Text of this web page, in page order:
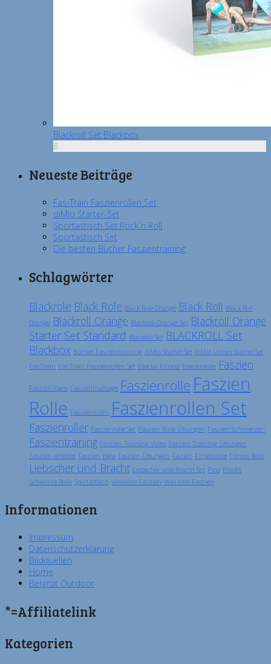
Blackroll Set Blackbox
8
Neueste Beiträge
Fas-Train Faszienrollen Set
diMio Starter-Set
Sportastisch Set Rock´n Roll
Sportastisch Set
Die besten Bücher Faszientraining
Schlagwörter
Blackrole Black Role Black Role Orange Black Roll Black Roll
Orange Blackroll Orange Blackroll Orange Set Blackroll Orange
Starter Set Standard Blackroll Set BLACKROLL Set
Blackbox Bücher Faszientraining diMio Starter-Set diMio Unisex Starter-Set
Fas-Train Fas-Train Faszienrollen Set Fascial Fitness Fascienrolle Faszien
Faszien lösen Faszienmassage Faszienrolle Faszien
Rolle Faszienrollen Faszienrollen Set
Faszienroller Faszienrolle Set Faszien Rolle Übungen Faszien Schmerzen
Faszientraining Faszien Training Video Faszien Training Übungen
Faszien verklebt Faszien Yoga Faszien Übungen Fazien Fitnessrolle Fitness Rolle
Liebscher und Bracht Liebscher und Bracht Set Pino Pinofit
Schwarze Rolle Sportastisch Verklebte Faszien Was sind Faszien
Informationen
Impressum
Datenschutzerklärung
Bildquellen
Home
Bergrot Outdoor
*=Affiliatelink
Kategorien